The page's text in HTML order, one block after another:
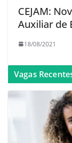
CEJAM:
Auxiliar de
18/08/2021
Vagas